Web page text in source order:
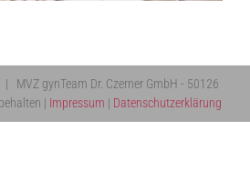
MVZ gynTeam Dr. Czerner GmbH - 50126
| Impressum | Datenschutzerklärung